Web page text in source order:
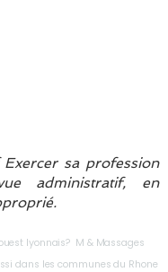
sa profession
administratif, en
lyonnais? M & Massages
dans les communes du Rhone